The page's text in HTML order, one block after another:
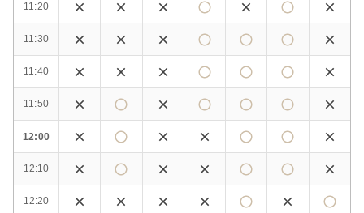
11:20
11:30
11:40
11:50
12:00
12:10
12:20